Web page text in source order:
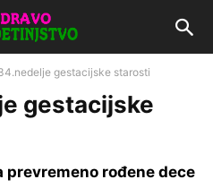
gestacijske starosti
gestacijske
prevremeno rođene dece